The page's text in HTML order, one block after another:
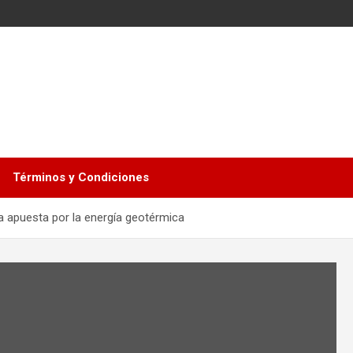
Términos y Condiciones
apuesta por la energía geotérmica